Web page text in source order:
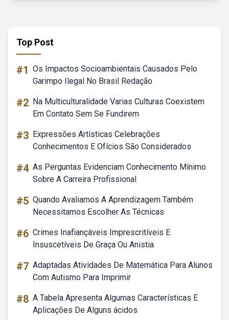
Top Post
#1 Os Impactos Socioambientais Causados Pelo
Garimpo Ilegal No Brasil Redação
#2 Na Multiculturalidade Varias Culturas Coexistem
Em Contato Sem Se Fundirem
#3 Expressões Artísticas Celebrações
Conhecimentos E Ofícios São Considerados
#4 As Perguntas Evidenciam Conhecimento Mínimo
Sobre A Carreira Profissional
#5 Quando Avaliamos A Aprendizagem Também
Necessitamos Escolher As Técnicas
#6 Crimes Inafiançáveis Imprescritíveis E
Insuscetíveis De Graça Ou Anistia
#7 Adaptadas Atividades De Matemática Para Alunos
Com Autismo Para Imprimir
#8 A Tabela Apresenta Algumas Características E
Aplicações De Alguns ácidos